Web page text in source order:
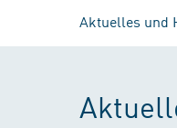
Aktuelles und